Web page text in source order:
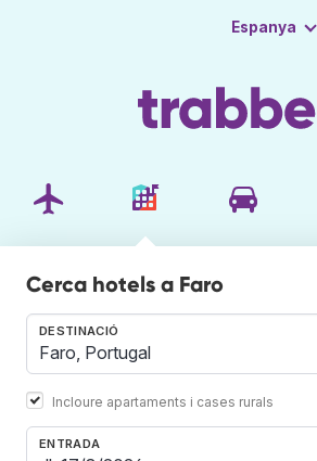
Espanya
Cerca hotels a Faro
DESTINACIÓ
Incloure apartaments i cases rurals
ENTRADA